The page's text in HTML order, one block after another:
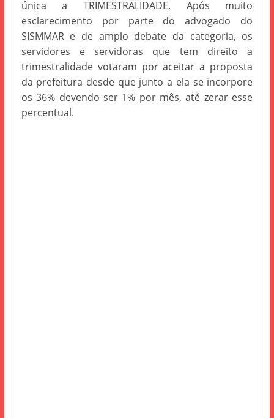
única a TRIMESTRALIDADE. Após muito
esclarecimento por parte do advogado do
SISMMAR e de amplo debate da categoria, os
servidores e servidoras que tem direito a
trimestralidade votaram por aceitar a proposta
da prefeitura desde que junto a ela se incorpore
os 36% devendo ser 1% por mês, até zerar esse
percentual.